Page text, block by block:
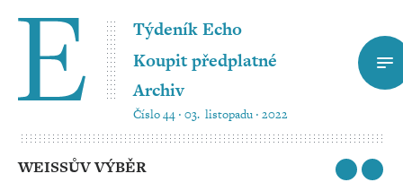
Týdeník Echo
Koupit předplatné
Archiv
Číslo 44 ‧ 03. listopadu ‧ 2022
WEISSŮV VÝBĚR